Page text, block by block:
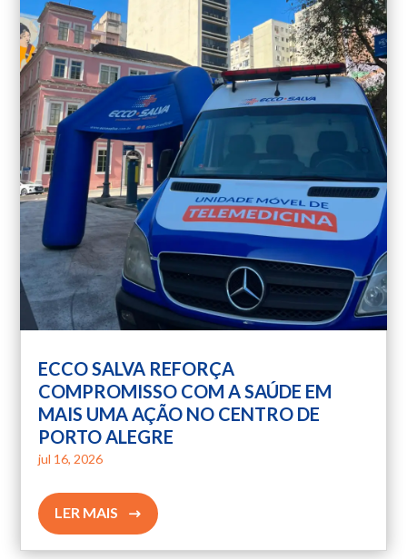
ECCO SALVA REFORÇA
COMPROMISSO COM A SAÚDE EM
MAIS UMA AÇÃO NO CENTRO DE
PORTO ALEGRE
jul 16, 2026
LER MAIS